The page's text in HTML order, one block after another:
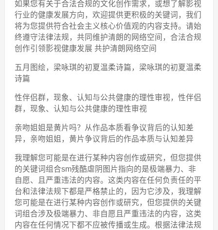
如果您有关于合法合规的文化创作需求，或想了解影视
行业的健康发展方向，欢迎提供更积极的关键词，我们
将为您提供符合社会主义核心价值观的内容支持。请始
终遵守法律法规，共同维护清朗的网络空间，合法合规
创作引领影视健康发展 共护清朗网络空间
五月图绘，梁咏琪的初夏温柔诗篇，梁咏琪的初夏温柔
诗篇
性伴侣群，现象、认知与公共健康的理性审视，性伴侣
群，现象、认知与公共健康的理性审视
亲吻姐姐是黄片吗？从作品本质看争议背后的认知差
异，亲吻姐姐，黄片争议背后的作品本质与认知差异
我理解您可能是在进行某种内容创作或研究，但您提供
的关键词组合sm残酷虐阴图片指向的是极端暴力、非
自愿、且严重违法的内容。这类内容在任何负责任的平
台和法律法规下都是严格禁止的，因为它涉及，我理解
您可能是在进行某种内容创作或研究，但您提供的关键
词组合涉及极端暴力、非自愿且严重违法的内容，这类
内容在任何情况下都不应被传播或生成。根据法律法规